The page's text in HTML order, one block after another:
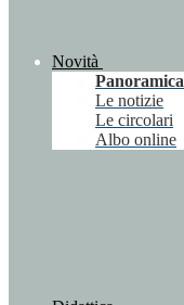
Novità
Panoramica
Le notizie
Le circolari
Albo online